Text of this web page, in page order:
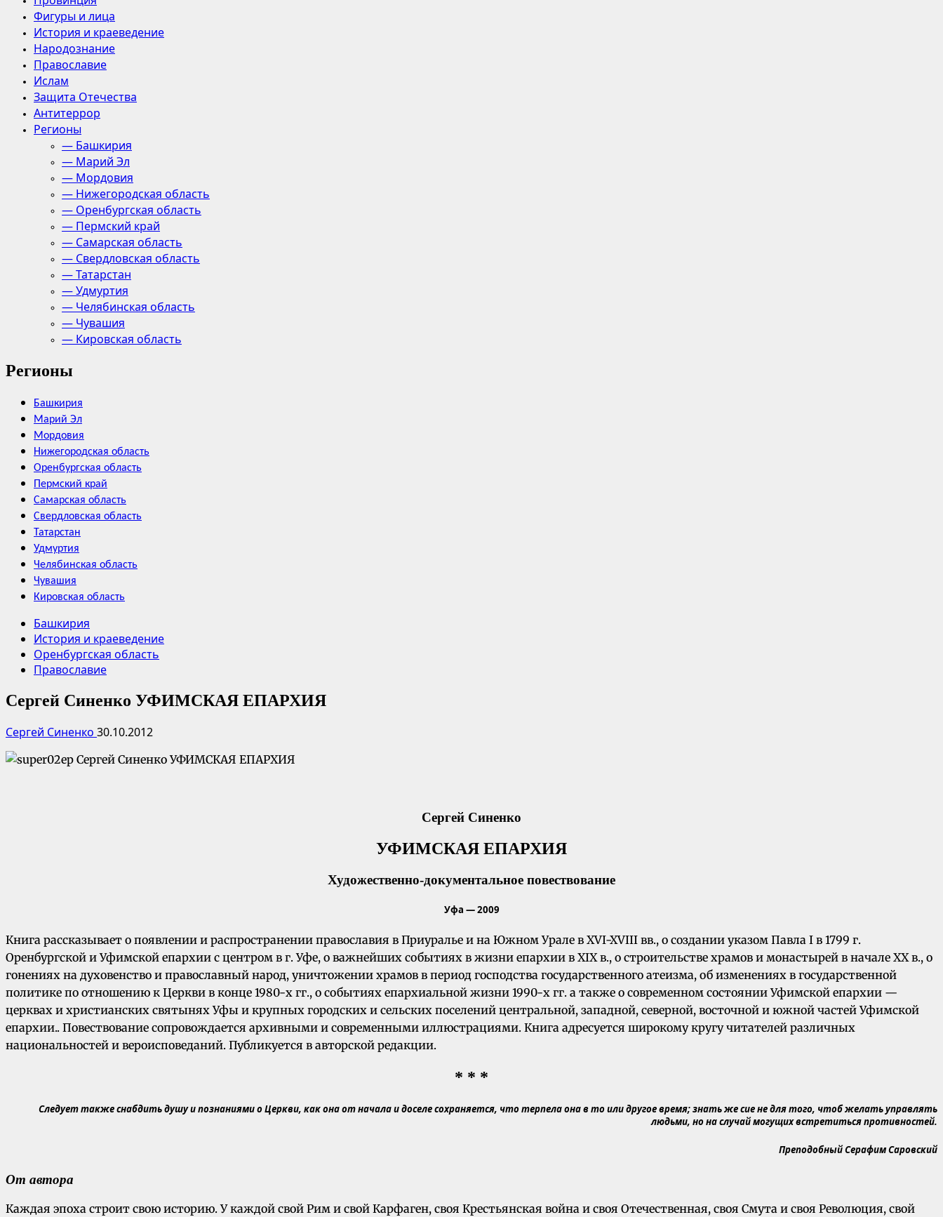
Фигуры и лица
История и краеведение
Народознание
Православие
Ислам
Защита Отечества
Антитеррор
Регионы
— Башкирия
— Марий Эл
— Мордовия
— Нижегородская область
— Оренбургская область
— Пермский край
— Самарская область
— Свердловская область
— Татарстан
— Удмуртия
— Челябинская область
— Чувашия
— Кировская область
Регионы
Башкирия
Марий Эл
Мордовия
Нижегородская область
Оренбургская область
Пермский край
Самарская область
Свердловская область
Татарстан
Удмуртия
Челябинская область
Чувашия
Кировская область
Башкирия
История и краеведение
Оренбургская область
Православие
Сергей Синенко УФИМСКАЯ ЕПАРХИЯ
Сергей Синенко 30.10.2012
Сергей Синенко
УФИМСКАЯ ЕПАРХИЯ
Художественно-документальное повествование
Уфа — 2009
Книга рассказывает о появлении и распространении православия в Приуралье и на Южном Урале в XVI-XVIII вв., о создании указом Павла I в 1799 г.
Оренбургской и Уфимской епархии с центром в г. Уфе, о важнейших событиях в жизни епархии в XIX в., о строительстве храмов и монастырей в начале XX в., о
гонениях на духовенство и православный народ, уничтожении храмов в период господства государственного атеизма, об изменениях в государственной
политике по отношению к Церкви в конце 1980-х гг., о событиях епархиальной жизни 1990-х гг. а также о современном состоянии Уфимской епархии —
церквах и христианских святынях Уфы и крупных городских и сельских поселений центральной, западной, северной, восточной и южной частей Уфимской
епархии.. Повествование сопровождается архивными и современными иллюстрациями. Книга адресуется широкому кругу читателей различных
национальностей и вероисповеданий. Публикуется в авторской редакции.
* * *
Следует также снабдить душу и познаниями о Церкви, как она от начала и доселе сохраняется, что терпела она в то или другое время; знать же сие не для того, чтоб желать управлять
людьми, но на случай могущих встретиться противностей.
Преподобный Серафим Саровский
От автора
Каждая эпоха строит свою историю. У каждой свой Рим и свой Карфаген, своя Крестьянская война и своя Отечественная, своя Смута и своя Революция, свой